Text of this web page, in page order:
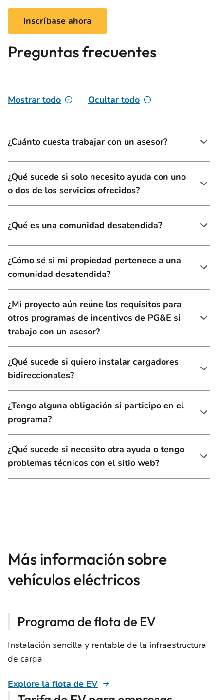
Inscríbase ahora
Preguntas frecuentes
Mostrar todo Ocultar todo
¿Cuánto cuesta trabajar con un asesor?
¿Qué sucede si solo necesito ayuda con uno
o dos de los servicios ofrecidos?
¿Qué es una comunidad desatendida?
¿Cómo sé si mi propiedad pertenece a una
comunidad desatendida?
¿Mi proyecto aún reúne los requisitos para
otros programas de incentivos de PG&E si
trabajo con un asesor?
¿Qué sucede si quiero instalar cargadores
bidireccionales?
¿Tengo alguna obligación si participo en el
programa?
¿Qué sucede si necesito otra ayuda o tengo
problemas técnicos con el sitio web?
Más información sobre
vehículos eléctricos
Programa de flota de EV
Instalación sencilla y rentable de la infraestructura
de carga
Explore la flota de EV